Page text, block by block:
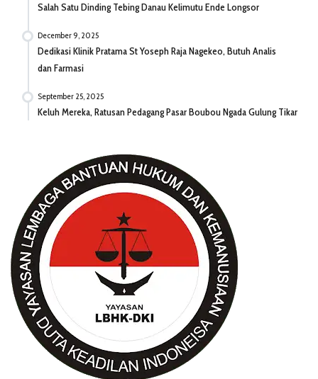
Salah Satu Dinding Tebing Danau Kelimutu Ende Longsor
December 9, 2025
Dedikasi Klinik Pratama St Yoseph Raja Nagekeo, Butuh Analis
dan Farmasi
September 25, 2025
Keluh Mereka, Ratusan Pedagang Pasar Boubou Ngada Gulung Tikar